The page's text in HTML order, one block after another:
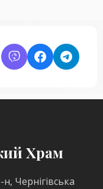
Храм
Чернігівська